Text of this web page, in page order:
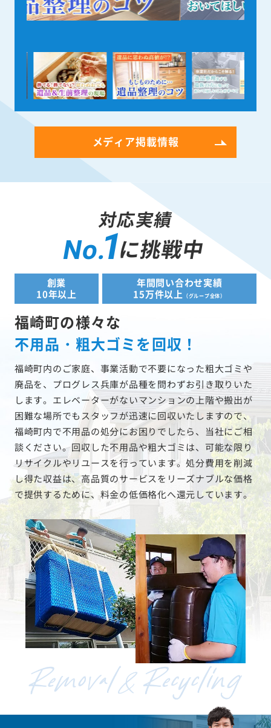
メディア掲載情報
対応実績
No.1に挑戦中
創業
10年以上
年間問い合わせ実績
15万件以上
（グループ全体）
福崎町の様々な
不用品・粗大ゴミを回収！
福崎町内のご家庭、事業活動で不要になった粗大ゴミや
廃品を、プログレス兵庫が品種を問わずお引き取りいた
します。エレベーターがないマンションの上階や搬出が
困難な場所でもスタッフが迅速に回収いたしますので、
福崎町内で不用品の処分にお困りでしたら、当社にご相
談ください。回収した不用品や粗大ゴミは、可能な限り
リサイクルやリユースを行っています。処分費用を削減
し得た収益は、高品質のサービスをリーズナブルな価格
で提供するために、料金の低価格化へ還元しています。